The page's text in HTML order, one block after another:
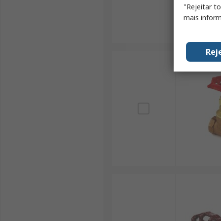
"Rejeitar
mais